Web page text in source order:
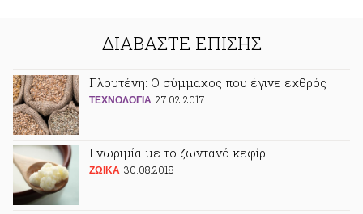
ΔΙΑΒΑΣΤΕ ΕΠΙΣΗΣ
Γλουτένη: Ο σύμμαχος που έγινε εχθρός
ΤΕΧΝΟΛΟΓΙΑ 27.02.2017
Γνωριμία με το ζωντανό κεφίρ
ΖΩΙΚA 30.08.2018